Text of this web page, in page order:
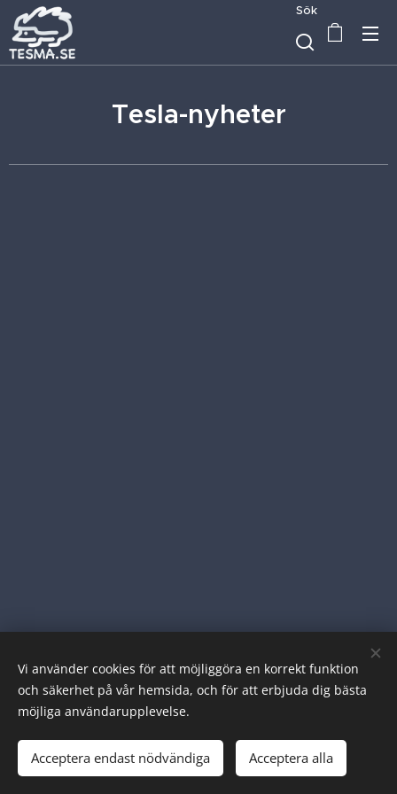
Sök
Tesla-nyheter
© 2023 Alla rättigheter reserverade
tesma.se (en del av aMASE AB)
info@tesma.se
Cookies
Vi använder cookies för att möjliggöra en korrekt funktion
och säkerhet på vår hemsida, och för att erbjuda dig bästa
möjliga användarupplevelse.
Acceptera endast nödvändiga Acceptera alla